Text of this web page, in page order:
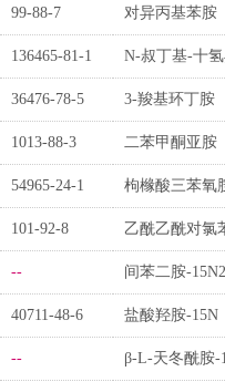
99-88-7 对异丙基苯胺
136465-81-1 N-叔丁基-十
36476-78-5 3-羧基环丁胺
1013-88-3 二苯甲酮亚胺
54965-24-1 枸橼酸三苯氧
101-92-8 乙酰乙酰对氯
-- 间苯二胺-15N2
40711-48-6 盐酸羟胺-15N
-- β-L-天冬酰胺-